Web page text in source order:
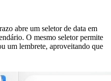
abre um seletor de data em
O mesmo seletor permite
um lembrete, aproveitando que